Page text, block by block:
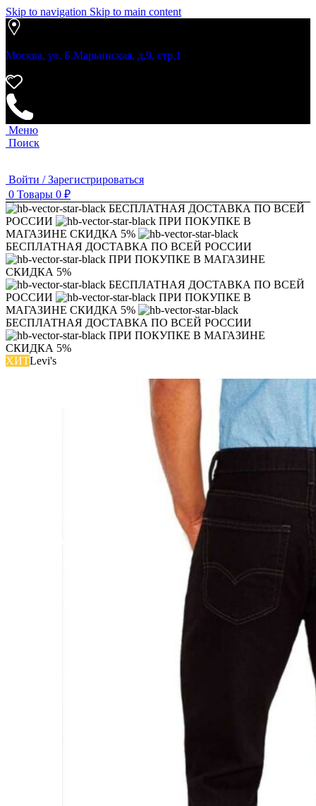
Skip to navigation Skip to main content
Москва, ул. Б.Марьинская, д.9, стр.1
Меню
Поиск
Войти / Зарегистрироваться
0 Товары 0 ₽
БЕСПЛАТНАЯ ДОСТАВКА ПО ВСЕЙ
РОССИИ
ПРИ ПОКУПКЕ В
МАГАЗИНЕ СКИДКА 5%
БЕСПЛАТНАЯ ДОСТАВКА ПО ВСЕЙ РОССИИ
ПРИ ПОКУПКЕ В МАГАЗИНЕ
СКИДКА 5%
БЕСПЛАТНАЯ ДОСТАВКА ПО ВСЕЙ
РОССИИ
ПРИ ПОКУПКЕ В
МАГАЗИНЕ СКИДКА 5%
БЕСПЛАТНАЯ ДОСТАВКА ПО ВСЕЙ РОССИИ
ПРИ ПОКУПКЕ В МАГАЗИНЕ
СКИДКА 5%
ХИТLevi's